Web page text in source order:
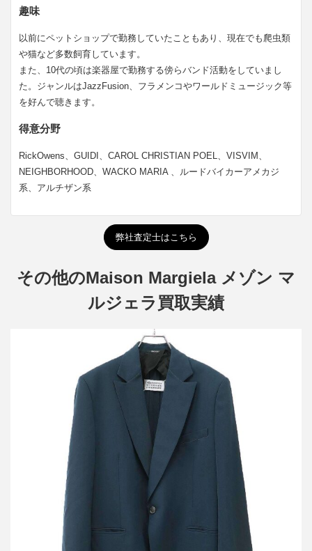
趣味
以前にペットショップで勤務していたこともあり、現在でも爬虫類
や猫など多数飼育しています。
また、10代の頃は楽器屋で勤務する傍らバンド活動をしていまし
た。ジャンルはJazzFusion、フラメンコやワールドミュージック等
を好んで聴きます。
得意分野
RickOwens、GUIDI、CAROL CHRISTIAN POEL、VISVIM、
NEIGHBORHOOD、WACKO MARIA 、ルードバイカーアメカジ
系、アルチザン系
弊社査定士はこちら
その他のMaison Margiela メゾン マ
ルジェラ買取実績
メゾン マルジェラ 19SS 1Bテーラードジャケット S51BN0333
S49189
買取金額25,000円
詳しく見る